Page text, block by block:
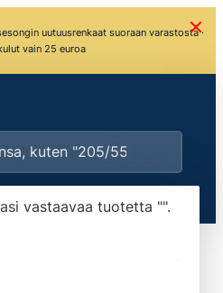
uutuusrenkaat suoraan varastosta ·
vain 25 euroa
vastaavaa tuotetta "".
correctly.<br>Currently